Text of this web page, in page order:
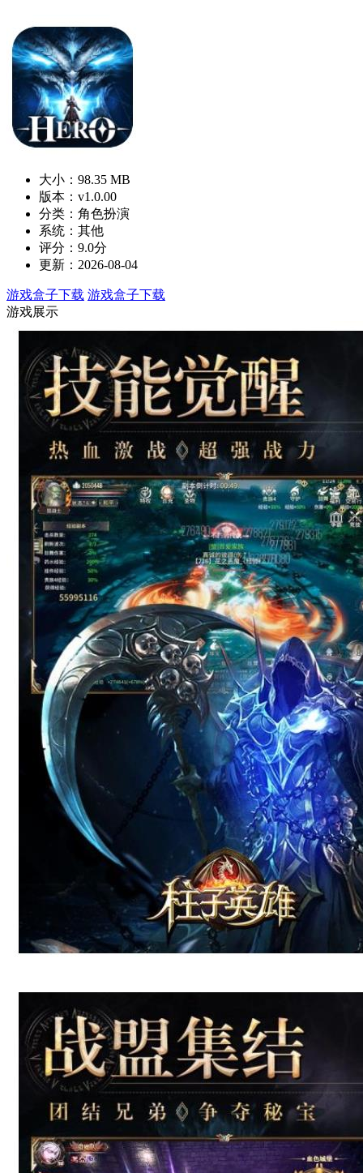
大小：98.35 MB
版本：v1.0.00
分类：角色扮演
系统：其他
评分：9.0分
更新：2026-08-04
游戏盒子下载 游戏盒子下载
游戏展示